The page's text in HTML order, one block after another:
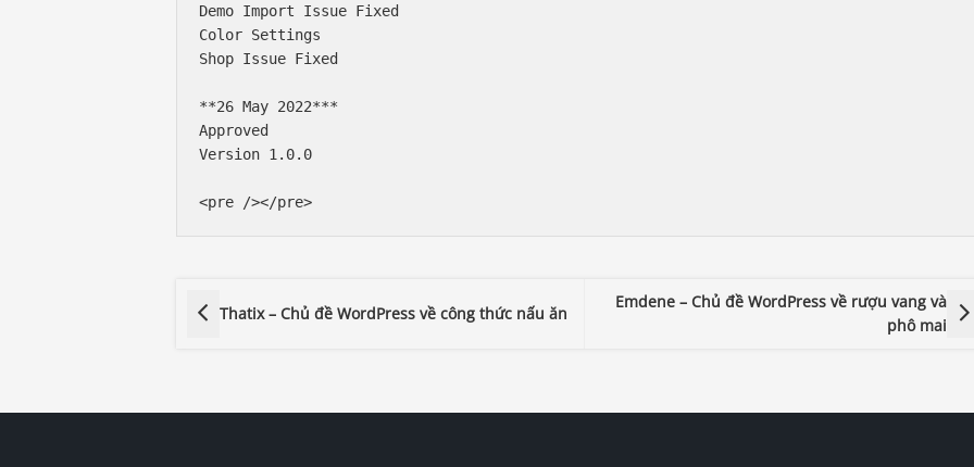
Demo Import Issue Fixed
Color Settings
Shop Issue Fixed
**26 May 2022***
Approved
Version 1.0.0
<pre /></pre>
Thatix – Chủ đề WordPress về công thức nấu ăn
Emdene – Chủ đề WordPress về rượu vang và
phô mai